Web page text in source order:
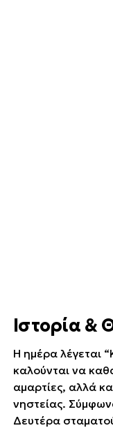
Ιστορία &
Η ημέρα λέγεται
καλούνται να
αμαρτίες, αλλά
νηστείας.
Δευτέρα